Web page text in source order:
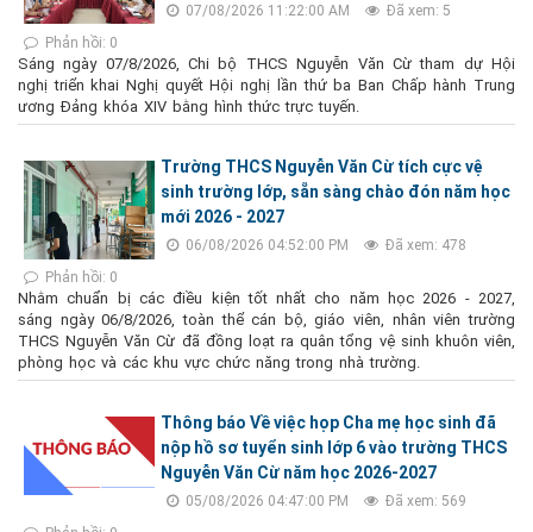
07/08/2026 11:22:00 AM
Đã xem: 5
Phản hồi: 0
Sáng ngày 07/8/2026, Chi bộ THCS Nguyễn Văn Cừ tham dự Hội
nghị triển khai Nghị quyết Hội nghị lần thứ ba Ban Chấp hành Trung
ương Đảng khóa XIV bằng hình thức trực tuyến.
Trường THCS Nguyễn Văn Cừ tích cực vệ
sinh trường lớp, sẵn sàng chào đón năm học
mới 2026 - 2027
06/08/2026 04:52:00 PM
Đã xem: 478
Phản hồi: 0
Nhằm chuẩn bị các điều kiện tốt nhất cho năm học 2026 - 2027,
sáng ngày 06/8/2026, toàn thể cán bộ, giáo viên, nhân viên trường
THCS Nguyễn Văn Cừ đã đồng loạt ra quân tổng vệ sinh khuôn viên,
phòng học và các khu vực chức năng trong nhà trường.
Thông báo Về việc họp Cha mẹ học sinh đã
nộp hồ sơ tuyển sinh lớp 6 vào trường THCS
Nguyễn Văn Cừ năm học 2026-2027
05/08/2026 04:47:00 PM
Đã xem: 569